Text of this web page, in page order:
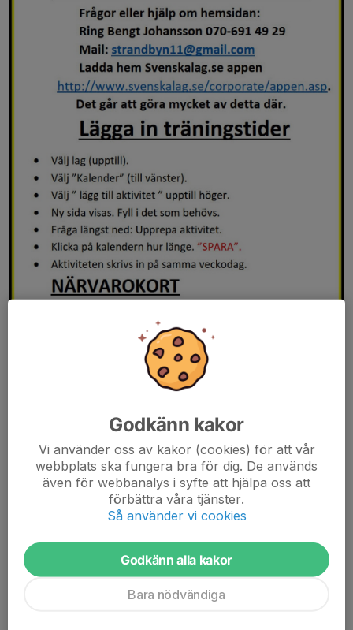
Godkänn kakor
Vi använder oss av kakor (cookies) för att vår
webbplats ska fungera bra för dig. De används
även för webbanalys i syfte att hjälpa oss att
förbättra våra tjänster.
Så använder vi cookies
Godkänn alla kakor
Bara nödvändiga